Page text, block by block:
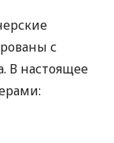
с
В настоящее